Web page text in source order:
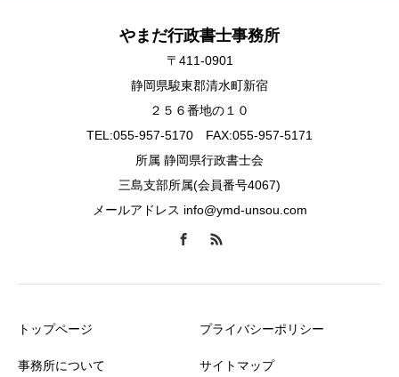
やまだ行政書士事務所
〒411-0901
静岡県駿東郡清水町新宿
２５６番地の１０
TEL:055-957-5170 FAX:055-957-5171
所属 静岡県行政書士会
三島支部所属(会員番号4067)
メールアドレス info@ymd-unsou.com
トップページ
事務所について
プライバシーポリシー
サイトマップ